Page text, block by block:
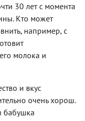
30 лет с момента
Кто может
например, с
молока и
и вкус
очень хорош.
бабушка